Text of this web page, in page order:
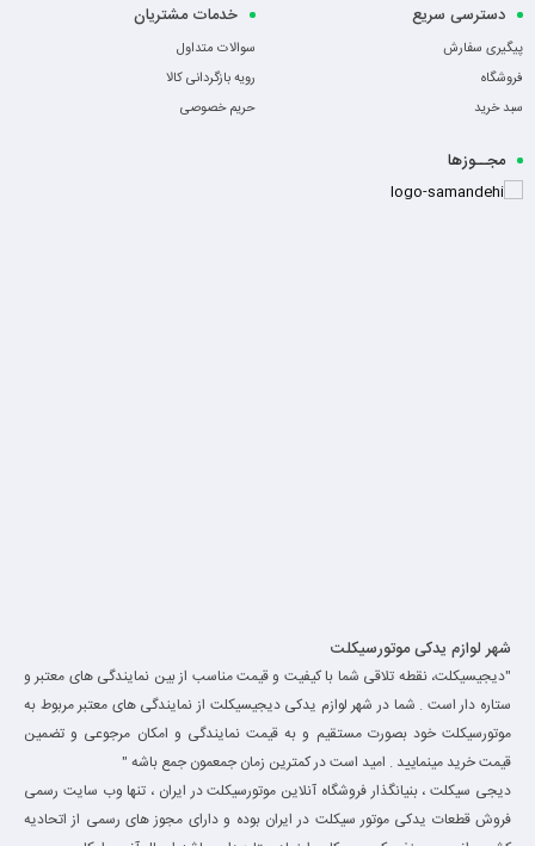
دسترسی سریع
پیگیری سفارش
فروشگاه
سبد خرید
خدمات مشتریان
سوالات متداول
رویه بازگردانی کالا
حریم خصوصی
مجــوزها
شهر لوازم یدکی موتورسیکلت
"دیجیسیکلت، نقطه تلاقی شما با کیفیت و قیمت مناسب از بین نمایندگی های معتبر و
ستاره دار است . شما در شهر لوازم یدکی دیجیسیکلت از نمایندگی های معتبر مربوط به
موتورسیکلت خود بصورت مستقیم و به قیمت نمایندگی و امکان مرجوعی و تضمین
قیمت خرید مینمایید . امید است در کمترین زمان جمعمون جمع باشه "
دیجی سیکلت ، بنیانگذار فروشگاه آنلاین موتورسیکلت در ایران ، تنها وب سایت رسمی
فروش قطعات یدکی موتور سیکلت در ایران بوده و دارای مجوز های رسمی از اتحادیه